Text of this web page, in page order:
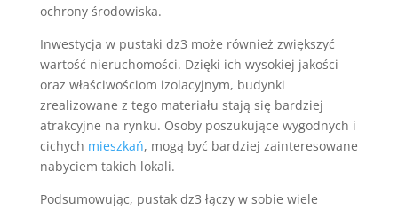
ochrony środowiska.
Inwestycja w pustaki dz3 może również zwiększyć
wartość nieruchomości. Dzięki ich wysokiej jakości
oraz właściwościom izolacyjnym, budynki
zrealizowane z tego materiału stają się bardziej
atrakcyjne na rynku. Osoby poszukujące wygodnych i
cichych mieszkań, mogą być bardziej zainteresowane
nabyciem takich lokali.
Podsumowując, pustak dz3 łączy w sobie wiele